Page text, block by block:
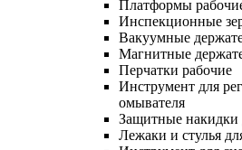
Платформы
Инспекционные
Вакуумные
Магнитные
Перчатки рабочие
Инструмент для
омывателя
Защитные накидки
Лежаки и стулья